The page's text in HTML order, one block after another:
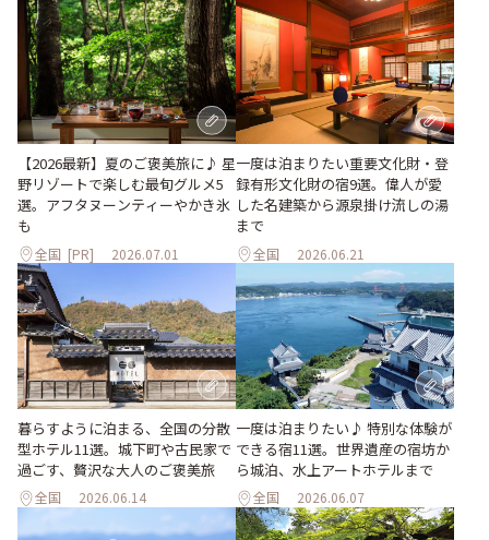
【2026最新】夏のご褒美旅に♪ 星
野リゾートで楽しむ最旬グルメ5
選。アフタヌーンティーやかき氷
も
全国 [PR] 2026.07.01
一度は泊まりたい重要文化財・登
録有形文化財の宿9選。偉人が愛
した名建築から源泉掛け流しの湯
まで
全国 2026.06.21
暮らすように泊まる、全国の分散
型ホテル11選。城下町や古民家で
過ごす、贅沢な大人のご褒美旅
全国 2026.06.14
一度は泊まりたい♪ 特別な体験が
できる宿11選。世界遺産の宿坊か
ら城泊、水上アートホテルまで
全国 2026.06.07